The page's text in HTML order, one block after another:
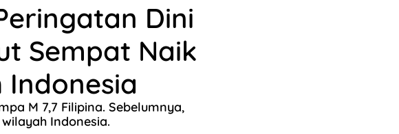
Dini
Sempat Naik
M 7,7 Filipina. Sebelumnya,
Indonesia.